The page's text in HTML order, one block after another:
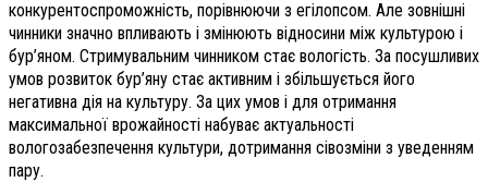
конкурентоспроможність, порівнюючи з егілопсом. Але зовнішні
чинники значно впливають і змінюють відносини між культурою і
бур’яном. Стримувальним чинником стає вологість. За посушливих
умов розвиток бур’яну стає активним і збільшується його
негативна дія на культуру. За цих умов і для отримання
максимальної врожайності набуває актуальності
вологозабезпечення культури, дотримання сівозміни з уведенням
пару.